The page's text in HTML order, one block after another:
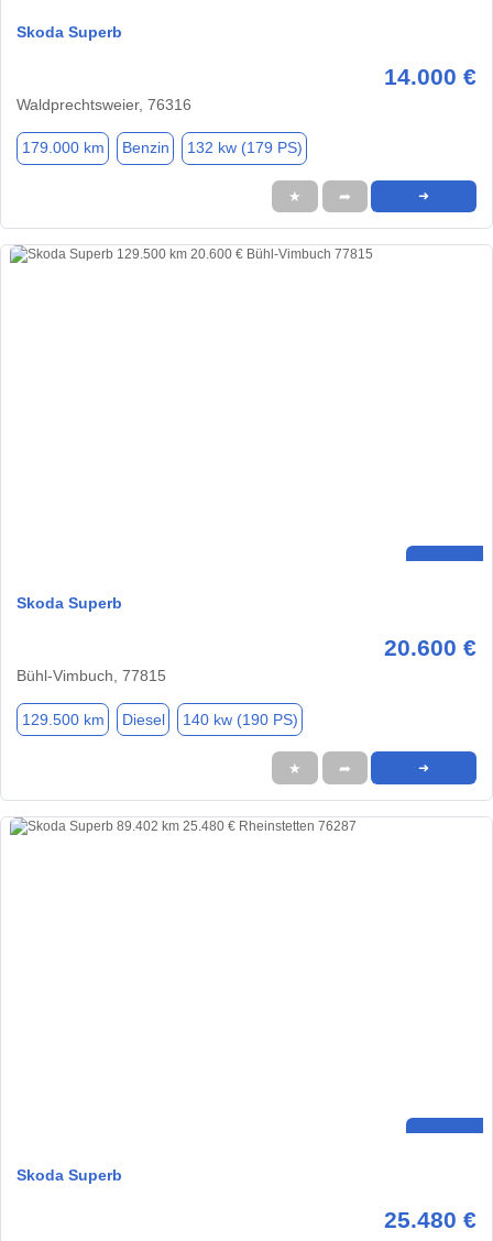
Skoda Superb
14.000 €
Waldprechtsweier, 76316
179.000 km Benzin 132 kw (179 PS)
★ ➦ ➜
Skoda Superb
20.600 €
Bühl-Vimbuch, 77815
129.500 km Diesel 140 kw (190 PS)
★ ➦ ➜
Skoda Superb
25.480 €